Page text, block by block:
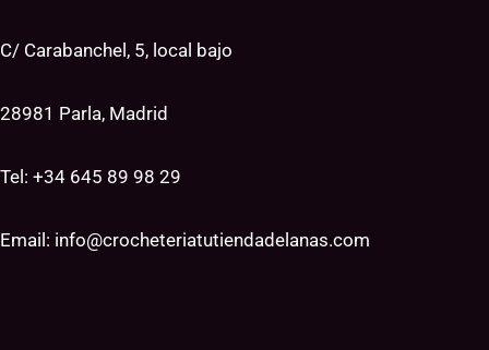
C/ Carabanchel, 5, local bajo
28981 Parla, Madrid
Tel: +34 645 89 98 29
Email: info@crocheteriatutiendadelanas.com